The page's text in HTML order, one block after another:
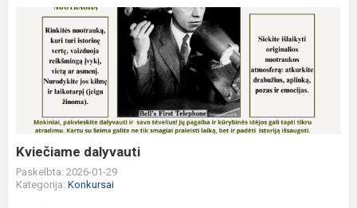
Kviečiame
dalyvauti
Kviečiame dalyvauti
Paskelbta: 2026-01-29
Kategorija: Konkursai